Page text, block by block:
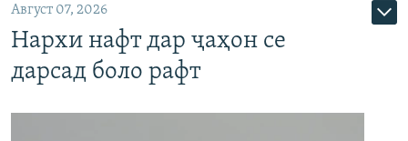
Август 07, 2026
Нархи нафт дар ҷаҳон се
дарсад боло рафт